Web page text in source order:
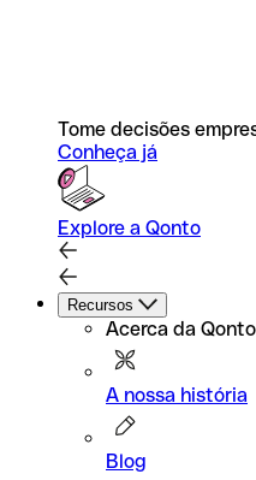
Tome decisões
Conheça já
Explore a Qonto
Recursos
Acerca da Qonto
A nossa história
Blog